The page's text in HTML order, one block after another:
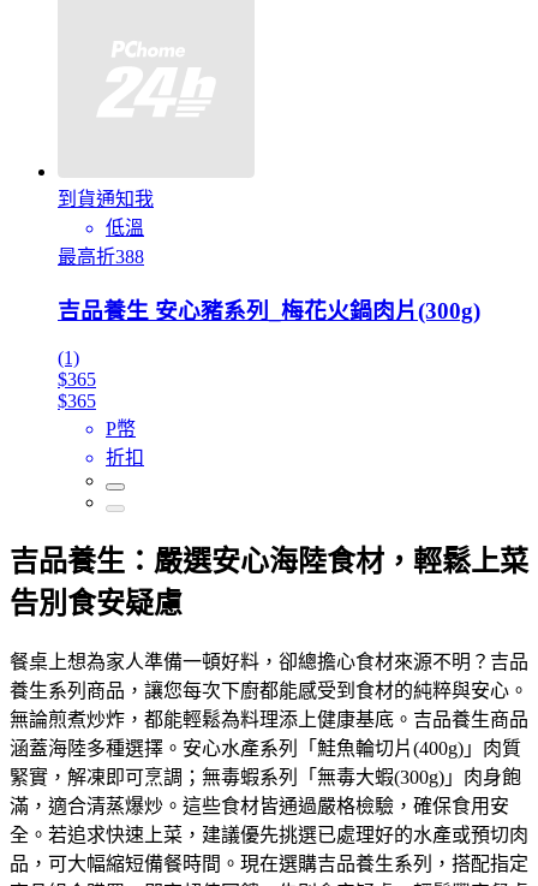
到貨通知我
低溫
最高折388
吉品養生 安心豬系列_梅花火鍋肉片(300g)
(1)
$365
$365
P幣
折扣
吉品養生：嚴選安心海陸食材，輕鬆上菜
告別食安疑慮
餐桌上想為家人準備一頓好料，卻總擔心食材來源不明？吉品
養生系列商品，讓您每次下廚都能感受到食材的純粹與安心。
無論煎煮炒炸，都能輕鬆為料理添上健康基底。吉品養生商品
涵蓋海陸多種選擇。安心水產系列「鮭魚輪切片(400g)」肉質
緊實，解凍即可烹調；無毒蝦系列「無毒大蝦(300g)」肉身飽
滿，適合清蒸爆炒。這些食材皆通過嚴格檢驗，確保食用安
全。若追求快速上菜，建議優先挑選已處理好的水產或預切肉
品，可大幅縮短備餐時間。現在選購吉品養生系列，搭配指定